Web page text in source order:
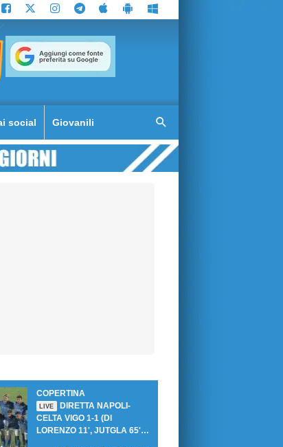
social Giovanili
COPERTINA
LIVE
DIRETTA NAPOLI-
CELTA VIGO 1-1 (DI
LORENZO 11', JUTGLA 65'):